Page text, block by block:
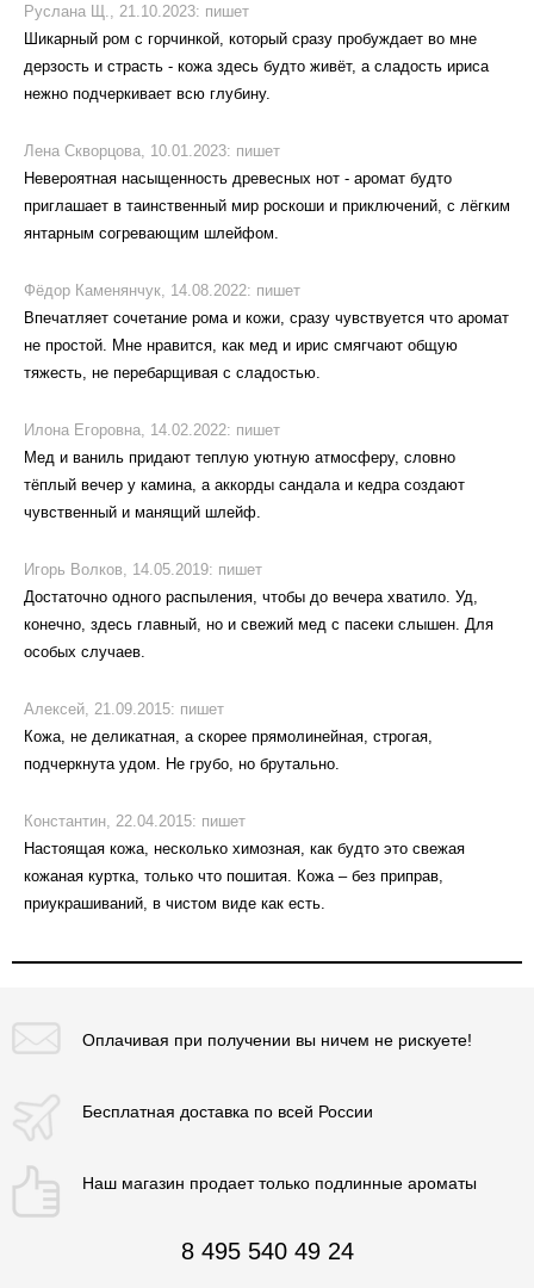
Руслана Щ., 21.10.2023: пишет
Шикарный ром с горчинкой, который сразу пробуждает во мне
дерзость и страсть - кожа здесь будто живёт, а сладость ириса
нежно подчеркивает всю глубину.
Лена Скворцова, 10.01.2023: пишет
Невероятная насыщенность древесных нот - аромат будто
приглашает в таинственный мир роскоши и приключений, с лёгким
янтарным согревающим шлейфом.
Фёдор Каменянчук, 14.08.2022: пишет
Впечатляет сочетание рома и кожи, сразу чувствуется что аромат
не простой. Мне нравится, как мед и ирис смягчают общую
тяжесть, не перебарщивая с сладостью.
Илона Егоровна, 14.02.2022: пишет
Мед и ваниль придают теплую уютную атмосферу, словно
тёплый вечер у камина, а аккорды сандала и кедра создают
чувственный и манящий шлейф.
Игорь Волков, 14.05.2019: пишет
Достаточно одного распыления, чтобы до вечера хватило. Уд,
конечно, здесь главный, но и свежий мед с пасеки слышен. Для
особых случаев.
Алексей, 21.09.2015: пишет
Кожа, не деликатная, а скорее прямолинейная, строгая,
подчеркнута удом. Не грубо, но брутально.
Константин, 22.04.2015: пишет
Настоящая кожа, несколько химозная, как будто это свежая
кожаная куртка, только что пошитая. Кожа – без приправ,
приукрашиваний, в чистом виде как есть.
Оплачивая при получении вы ничем не рискуете!
Бесплатная доставка по всей России
Наш магазин продает только подлинные ароматы
8 495 540 49 24